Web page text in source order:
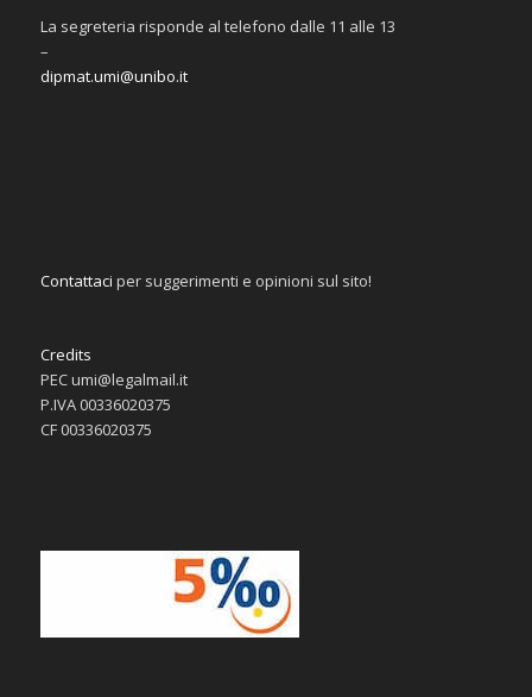
La segreteria risponde al telefono dalle 11 alle 13
–
dipmat.umi@unibo.it
Contattaci per suggerimenti e opinioni sul sito!
Credits
PEC umi@legalmail.it
P.IVA 00336020375
CF 00336020375